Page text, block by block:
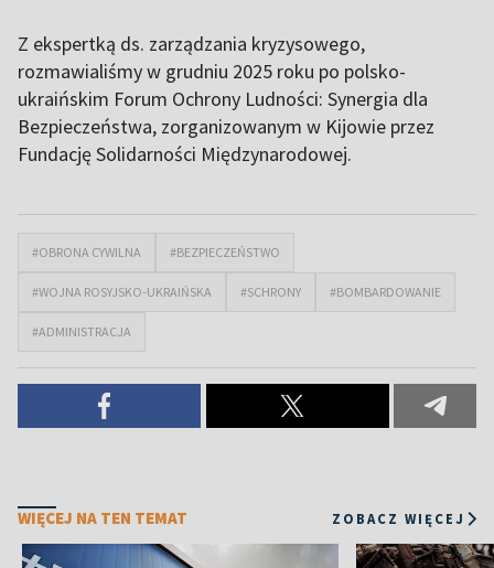
Z ekspertką ds. zarządzania kryzysowego,
rozmawialiśmy w grudniu 2025 roku po polsko-
ukraińskim Forum Ochrony Ludności: Synergia dla
Bezpieczeństwa, zorganizowanym w Kijowie przez
Fundację Solidarności Międzynarodowej.
#OBRONA CYWILNA #BEZPIECZEŃSTWO
#WOJNA ROSYJSKO-UKRAIŃSKA #SCHRONY #BOMBARDOWANIE
#ADMINISTRACJA
WIĘCEJ NA TEN TEMAT ZOBACZ WIĘCEJ